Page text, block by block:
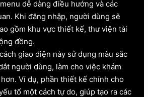
dễ dàng điều hướng và các
Khi đăng nhập, người dùng sẽ
gồm khu vực thiết kế, thư viện tài
đồng.
giao diện này sử dụng màu sắc
người dùng, làm cho việc khám
Ví dụ, phần thiết kế chính cho
tố một cách tự do, giúp tạo ra các